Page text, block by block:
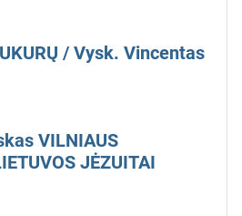
/ Vysk. Vincentas
VILNIAUS
JĖZUITAI